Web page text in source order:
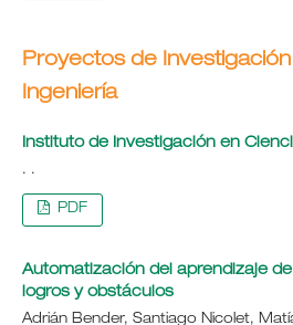
Proyectos de
Ingeniería
Instituto de Investigación en
. .
PDF
Automatización del aprendizaje
logros y obstáculos
Adrián Bender, Santiago Nicolet,